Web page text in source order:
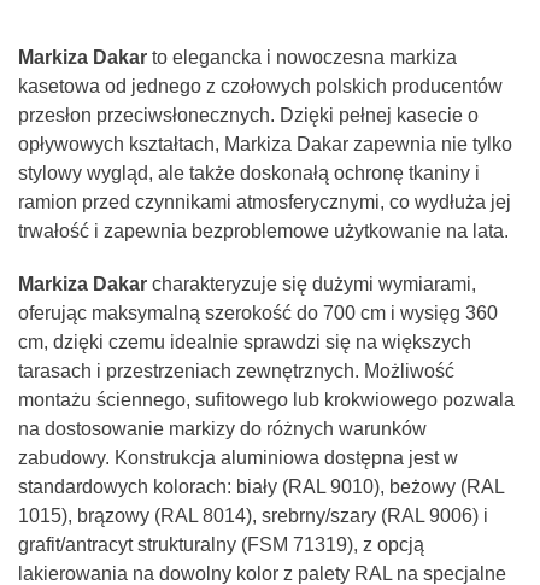
Markiza Dakar to elegancka i nowoczesna markiza
kasetowa od jednego z czołowych polskich producentów
przesłon przeciwsłonecznych. Dzięki pełnej kasecie o
opływowych kształtach, Markiza Dakar zapewnia nie tylko
stylowy wygląd, ale także doskonałą ochronę tkaniny i
ramion przed czynnikami atmosferycznymi, co wydłuża jej
trwałość i zapewnia bezproblemowe użytkowanie na lata.
Markiza Dakar charakteryzuje się dużymi wymiarami,
oferując maksymalną szerokość do 700 cm i wysięg 360
cm, dzięki czemu idealnie sprawdzi się na większych
tarasach i przestrzeniach zewnętrznych. Możliwość
montażu ściennego, sufitowego lub krokwiowego pozwala
na dostosowanie markizy do różnych warunków
zabudowy. Konstrukcja aluminiowa dostępna jest w
standardowych kolorach: biały (RAL 9010), beżowy (RAL
1015), brązowy (RAL 8014), srebrny/szary (RAL 9006) i
grafit/antracyt strukturalny (FSM 71319), z opcją
lakierowania na dowolny kolor z palety RAL na specjalne